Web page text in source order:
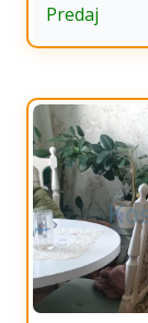
Predaj